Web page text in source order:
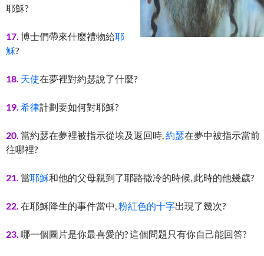
耶穌?
17. 博士們帶來什麼禮物給耶
穌?
18. 天使在夢裡對約瑟說了什麼?
19. 希律計劃要如何對耶穌?
20. 當約瑟在夢裡被指示從埃及返回時,約瑟在夢中被指示當前
往哪裡?
21. 當耶穌和他的父母親到了耶路撒冷的時候, 此時的他幾歲?
22. 在耶穌降生的事件當中,粉紅色的十字出現了幾次?
23. 哪一個圖片是你最喜愛的? 這個問題只有你自己能回答?